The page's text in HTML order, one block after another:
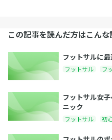
この記事を読んだ方はこん
フットサルに
フットサル フ
フットサル女
ニック
フットサル 初